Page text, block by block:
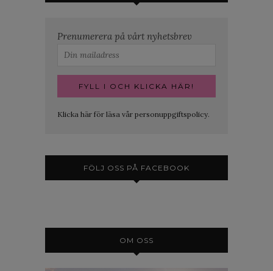
Prenumerera på vårt nyhetsbrev
Klicka här för läsa vår personuppgiftspolicy.
FÖLJ OSS PÅ FACEBOOK
OM OSS